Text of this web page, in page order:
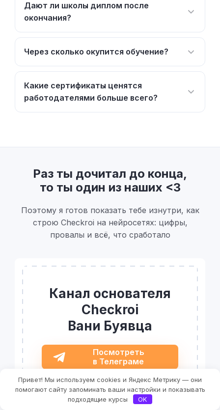
Дают ли школы диплом после
окончания?
Через сколько окупится обучение?
Какие сертификаты ценятся
работодателями больше всего?
Раз ты дочитал до конца,
то ты один из наших <3
Поэтому я готов показать тебе изнутри, как
строю Checkroi на нейросетях: цифры,
провалы и всё, что сработало
Канал основателя
Checkroi
Вани Буявца
Посмотреть
в Телеграме
Привет! Мы используем cookies и Яндекс Метрику — они
помогают сайту запоминать ваши настройки и показывать
подходящие курсы
OK
Фильтры